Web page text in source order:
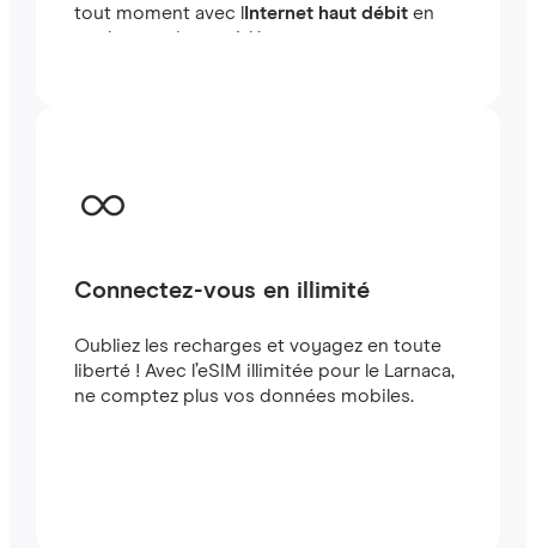
tout moment avec l
Internet haut débiten
quelques minutes à létranger, que vous
Connectez-vous en illimité
Oubliez les recharges et voyagez en toute
liberté ! Avec l’eSIM illimitée pour le Larnaca,
ne comptez plus vos données mobiles.